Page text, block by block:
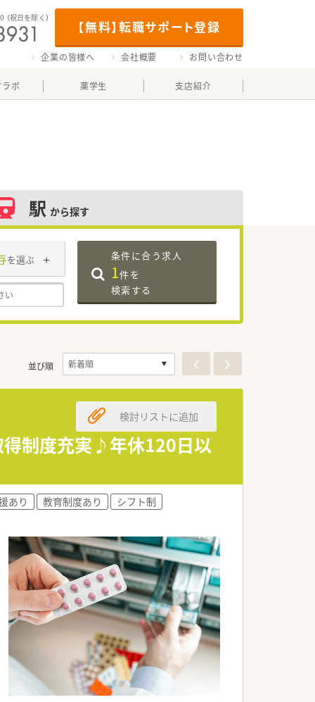
【無料】転職サポート登録
（祝日を除く）
企業の皆様へ 会社概要 お問い合わせ
ボ 薬学生 支店紹介
駅 から探す
を選ぶ 条件に合う求人
1件を
検索する
並び順
得制度充実♪年休120日以
検討リストに追加
あり 教育制度あり
シフト制